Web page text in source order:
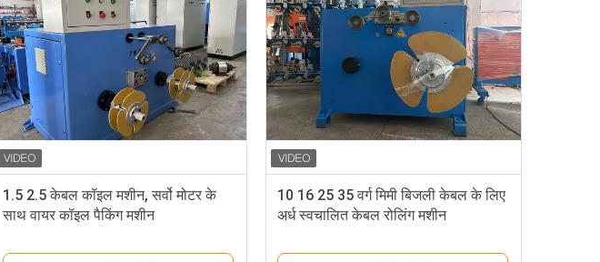
1.5 2.5 केबल कॉइल मशीन, सर्वो मोटर के
साथ वायर कॉइल पैकिंग मशीन
10 16 25 35 वर्ग मिमी बिजली केबल के लिए
अर्ध स्वचालित केबल रोलिंग मशीन